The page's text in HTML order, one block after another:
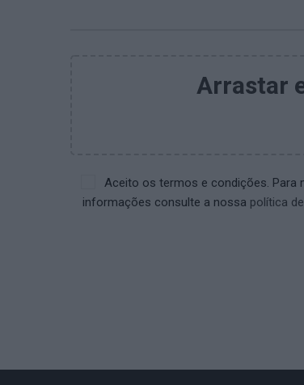
Arrastar
Aceito os termos e condições. Para
informações consulte a nossa política